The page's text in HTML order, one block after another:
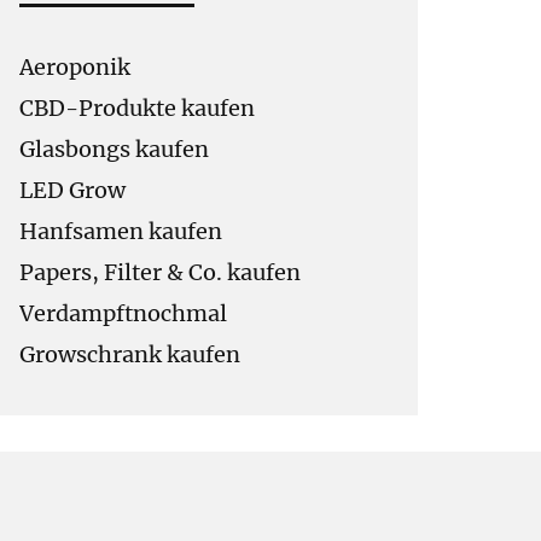
Aeroponik
CBD-Produkte kaufen
Glasbongs kaufen
LED Grow
Hanfsamen kaufen
Papers, Filter & Co. kaufen
Verdampftnochmal
Growschrank kaufen